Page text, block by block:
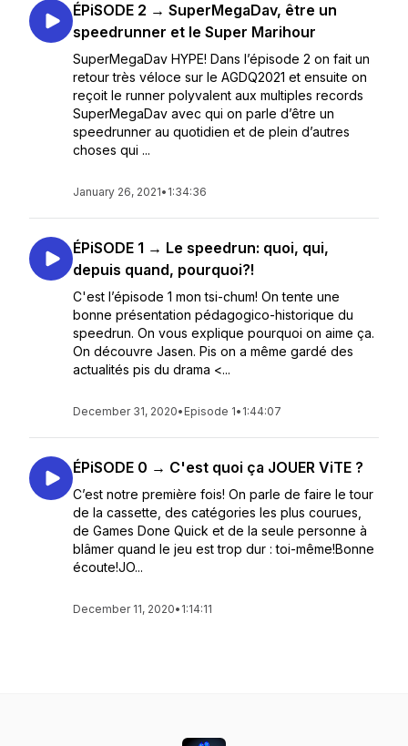
ÉPiSODE 2 → SuperMegaDav, être un
speedrunner et le Super Marihour
SuperMegaDav HYPE! Dans l’épisode 2 on fait un
retour très véloce sur le AGDQ2021 et ensuite on
reçoit le runner polyvalent aux multiples records
SuperMegaDav avec qui on parle d’être un
speedrunner au quotidien et de plein d’autres
choses qui ...
January 26, 2021• 1:34:36
ÉPiSODE 1 → Le speedrun: quoi, qui,
depuis quand, pourquoi?!
C'est l’épisode 1 mon tsi-chum! On tente une
bonne présentation pédagogico-historique du
speedrun. On vous explique pourquoi on aime ça.
On découvre Jasen. Pis on a même gardé des
actualités pis du drama <...
December 31, 2020• Episode 1• 1:44:07
ÉPiSODE 0 → C'est quoi ça JOUER ViTE ?
C’est notre première fois! On parle de faire le tour
de la cassette, des catégories les plus courues,
de Games Done Quick et de la seule personne à
blâmer quand le jeu est trop dur : toi-même!Bonne
écoute!JO...
December 11, 2020• 1:14:11